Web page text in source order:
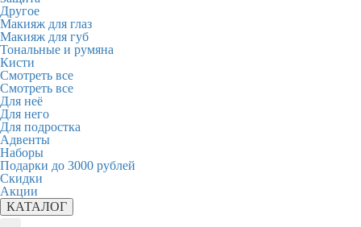
Другое
Макияж для глаз
Макияж для губ
Тональные и румяна
Кисти
Смотреть все
Смотреть все
Для неё
Для него
Для подростка
Адвенты
Наборы
Подарки до 3000 рублей
Скидки
Акции
КАТАЛОГ